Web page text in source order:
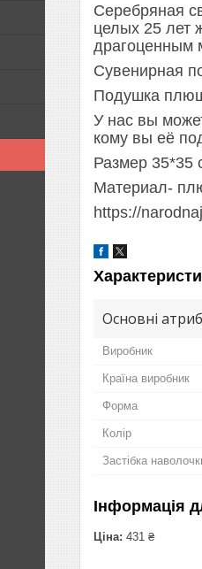
Серебряная
целых 25 лет
драгоценным
Сувенирная
Подушка
У нас вы
кому вы её
Размер 35*35
Материал-
https://
Основні
Виробник
Країна виробник
Форма
Колір
Застібка
Інформація
Ціна: 431 ₴